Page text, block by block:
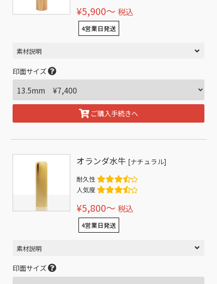
¥5,900〜 税込
4営業日発送
素材説明
印面サイズ
ご購入手続きへ
オランダ水牛 [ナチュラル]
耐久性
人気度
¥5,800〜 税込
4営業日発送
素材説明
印面サイズ